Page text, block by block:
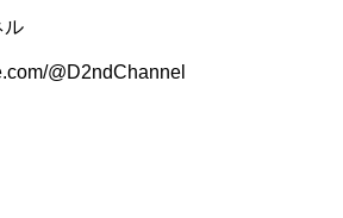
ル
@D2ndChannel